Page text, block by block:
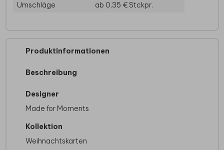
Umschläge
ab 0,35 €Stckpr.
Produktinformationen
Beschreibung
Designer
Made for Moments
Kollektion
Weihnachtskarten